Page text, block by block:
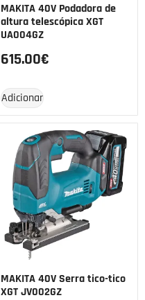
MAKITA 40V Podadora de
altura telescópica XGT
UA004GZ
615.00€
Adicionar
MAKITA 40V Serra tico-tico
XGT JV002GZ